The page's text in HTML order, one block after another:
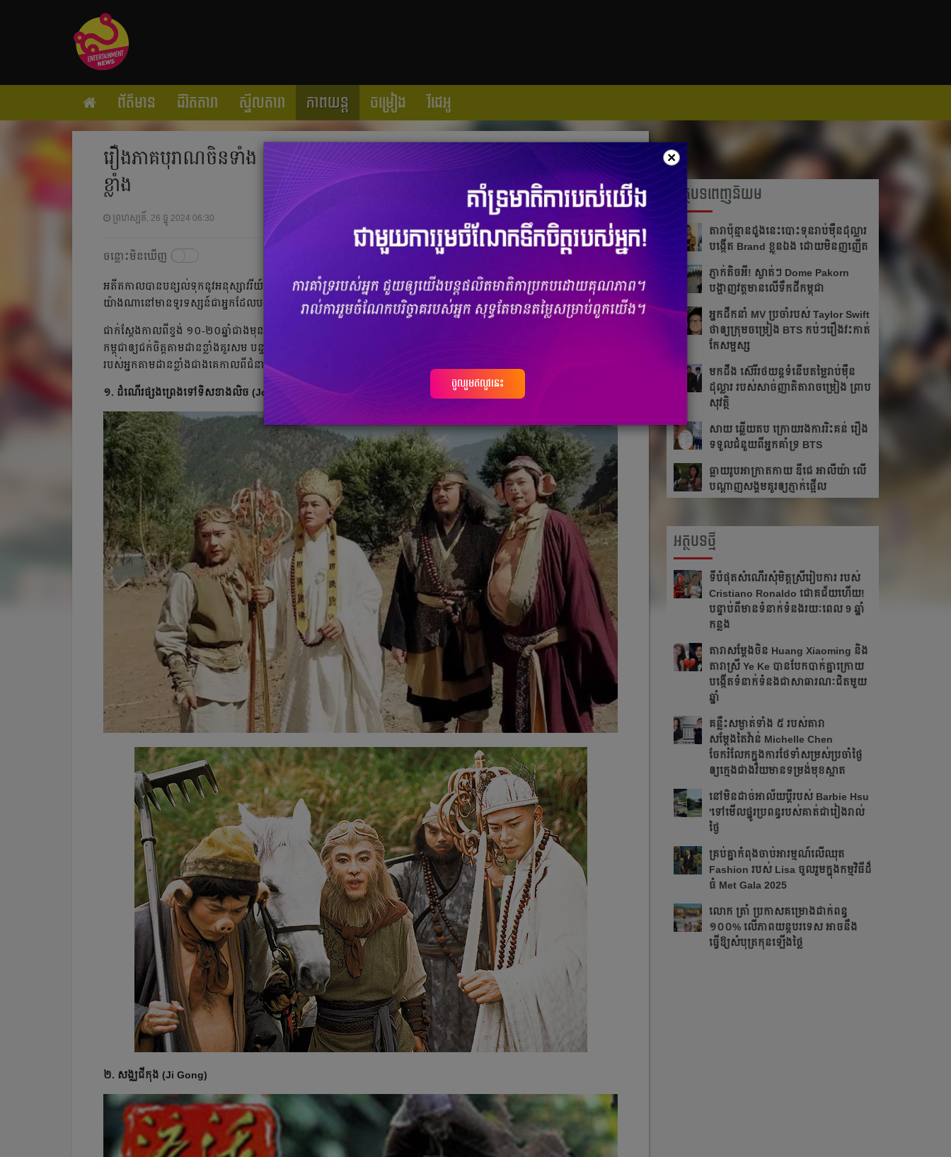
ព័ត៌មាន ជីវិតតារា ស្ទីលតារា ភាពយន្ត ចម្រៀង វីដេអូ
រឿងភាគបុរាណចិនទាំង ១០នេះហើយ ជាថ្នាំផ្សំជួយឲ្យអតីតកាលស្រស់បំព្រង
ខ្លាំង
ព្រហស្បតិ៍, 26 ធ្នូ 2024 06:30
ចន្លោះមិនឃើញ
អតីតកាល​បាន​បន្សល់ទុក​នូវ​អនុស្សាវរីយ៍ជា​ច្រើន​ ជា​ការ​ចងចាំ​ល្អ​កាលពី​ជំនាន់​ដែល​ការផ្សព្វផ្សាយ​មិនទាន់ទូលំទូលាយ​ខ្លាំង​ ប៉ុន្តែ​
យ៉ាង​ណា​នៅ​មាន​ទូរទស្សន៍​ជា​អ្នក​ដែល​បង្ហាញ​ទស្សនីយភាព​អស្ចារ្យ និងជាទីពេញ​ចិត្ត​តាមរយៈ​កម្មវិធី​ជា​ច្រើន ជាពិសេស​រឿងភាគ។
ជាក់ស្ដែង​កាល​ពី​ខ្ទង់ ១០-២០ឆ្នាំ​ជាង​មុន រឿងភាគ​ចិន​ បាន​ក្លាយជា​ចំណី​អារម្មណ៍​ ស្ថិត​នៅ​លំដាប់​លេខ ១ ដែល​ទាក់ចិត្ត​ប្រជាជន​
កម្ពុជា​ឲ្យ​ជក់ចិត្ត​តាមដាន​ខ្លាំង​គួរ​សម បន្ទាប់​ពី​រឿងភាគ​ខ្មែរ។ ដូចនេះ​ Sabay ក៏​បាន​ដក​ស្រង់​នូវ​បណ្ដុំ​រឿងភាគ​ចិន​ដែល​ជាទីសំណព្វ
របស់​អ្នក​តាមដាន​ខ្លាំង​ជាងគេ​កាលពី​ជំនាន់មុន៖
១. ដំណើរផ្សងព្រេងទៅទិសខាងលិច (Journey To The West)
២. សង្ឈជីកុង (Ji Gong)
អត្ថបទពេញនិយម
តារា​ប៉ុន្មានដួងនេះបោះ​ទុន​រាប់​ម៉ឺន​ដុល្លារ
បង្កើត Brand ខ្លួន​ឯង ដោយមិនញញើត
ភ្ញាក់តិចអី!​ ស្ងាត់ៗ Dome Pakorn
បង្ហាញវត្តមាន​លើទឹកដីកម្ពុជា
អ្នក​ដឹក​នាំ​ MV ប្រចាំ​របស់​ Taylor Swift
ថា​ឲ្យ​ក្រុម​ចម្រៀង BTS កប់ៗ​រឿង​វះកាត់​
កែ​សម្ផស្ស
​មក​ដឹង​ ស៊េរីរថយន្ត​ទំនើប​តម្លៃ​រាប់​ម៉ឺន​
ដុល្លារ របស់​សាច់​ញាតិ​តារាចម្រៀង ​​ព្រាប
សុវត្ថិ
សាយ ឆ្លើយតប​ ក្រោយរង​ការ​រិះគន់ រឿង​
ទទួលជំនួយពីអ្នកគាំទ្រ BTS
ធ្លាយ​រូប​អាក្រាត​កាយ ឌីជេ អាលីយ៉ា លើ​
បណ្ដាញ​សង្គម​គួរ​ឲ្យ​ភ្ញាក់​ផ្អើល
អត្ថបទថ្មី
ទីបំផុតសំណើរសុំមិត្តស្រីរៀបការ របស់
Cristiano Ronaldo ជោគជ័យហើយ!
បន្ទាប់ពីមានទំនាក់ទំនងរយៈពេល 9 ឆ្នាំ
កន្លង
តារាសម្ដែងចិន Huang Xiaoming និង
តារាស្រី Ye Ke បានបែកបាក់គ្នាក្រោយ
បង្កើតទំនាក់ទំនងជាសាធារណៈជិតមួយ
ឆ្នាំ
គន្លឹះសម្ងាត់ទាំង ៥ របស់តារា
សម្តែងតៃវ៉ាន់ Michelle Chen
ចែករំលែកក្នុងការថែទាំសម្រស់ប្រចាំថ្ងៃ
ឲ្យក្មេងជាងវ័យមានទម្រង់មុខស្អាត
នៅមិនដាច់អាល័យប្តីរបស់ Barbie Hsu
'ទៅមើលផ្នូរប្រពន្ធរបស់គាត់ជារៀងរាល់
ថ្ងៃ
គ្រប់គ្នាកំពុងចាប់អារម្មណ៍លើឈុត
Fashion របស់ Lisa ចូលរួមក្នុងកម្មវិធីដ៏
ធំ Met Gala 2025
លោក ត្រាំ ប្រកាសគម្រោងដាក់ពន្ធ
១០០% លើភាពយន្តបរទេស អាចនឹង
ធ្វើឱ្យសំបុត្រកុនឡើងថ្លៃ
×
ចូលរួមឥលូវនេះ